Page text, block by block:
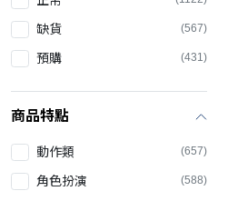
缺貨 (567)
預購 (431)
商品特點
動作類 (657)
角色扮演 (588)